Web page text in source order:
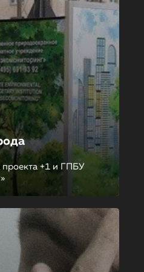
проекта +1 и ГПБУ